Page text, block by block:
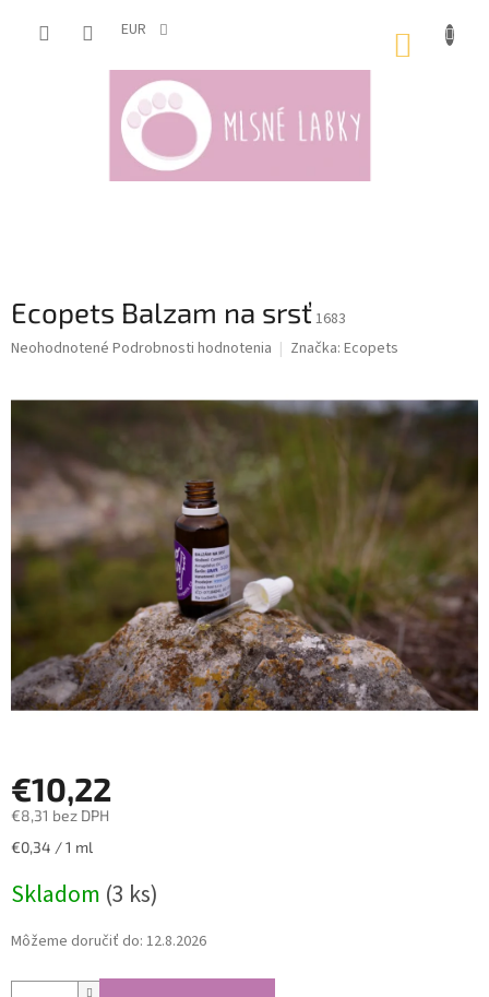
EUR
Ecopets Balzam na srsť1683
Priemerné
hviezdičiek.
Neohodnotené Podrobnosti hodnotenia Značka: Ecopets
€10,22
€8,31 bez DPH
Jednotková
€0,34 / 1 ml
Skladom (3 ks)
Môžeme doručiť do: 12.8.2026